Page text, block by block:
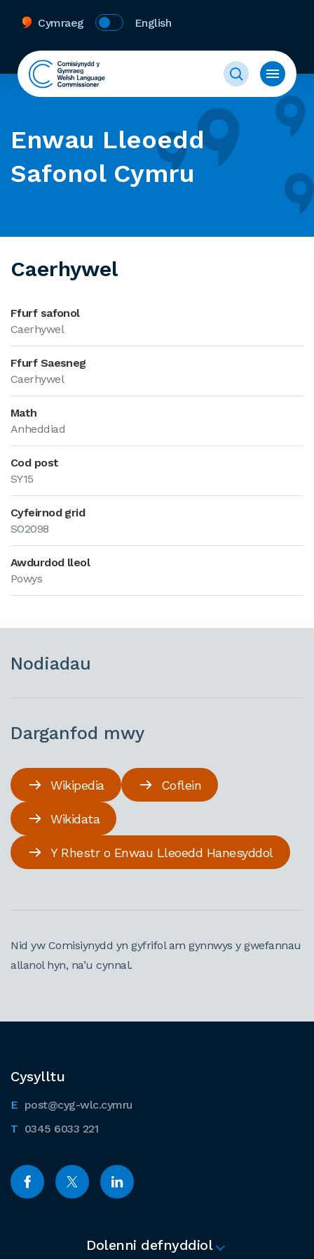
Cymraeg English
Enwau Lleoedd
Safonol Cymru
Caerhywel
Ffurf safonol
Caerhywel
Ffurf Saesneg
Caerhywel
Math
Anheddiad
Cod post
SY15
Cyfeirnod grid
SO2098
Awdurdod lleol
Powys
Nodiadau
Darganfod mwy
Wikipedia Coflein
Wikidata
Y Rhestr o Enwau Lleoedd Hanesyddol
Nid yw Comisiynydd yn gyfrifol am gynnwys y gwefannau
allanol hyn, na’u cynnal.
Cysylltu
post@cyg-wlc.cymru
0345 6033 221
Dolenni defnyddiol